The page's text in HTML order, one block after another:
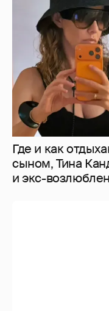
Где и как
сыном, Тина
и экс-